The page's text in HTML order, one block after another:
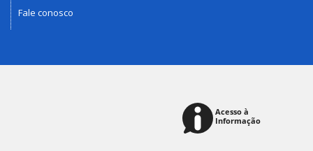
Fale conosco